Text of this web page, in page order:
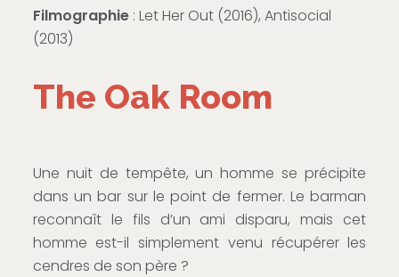
Filmographie: Let Her Out (2016), Antisocial
(2013)
The Oak Room
Une nuit de tempête, un homme se précipite
dans un bar sur le point de fermer. Le barman
reconnaît le fils d’un ami disparu, mais cet
homme est-il simplement venu récupérer les
cendres de son père ?